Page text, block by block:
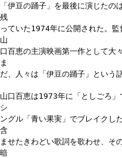
「伊豆の踊子」を最後に演じた
残
っていた1974年に公開された。監
山
口百恵の主演映画第一作として大
ま
だ、人々は「伊豆の踊子」という
山口百恵は1973年に「としごろ
シ
ングル「青い果実」でブレイクし
含
ませたきわどい歌詞を歌わせ、そ
暗